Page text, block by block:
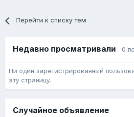
Перейти к списку тем
Недавно просматривали 0
Ни один зарегистрированный
эту страницу.
Случайное объявление